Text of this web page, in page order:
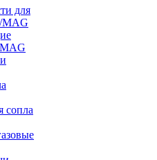
для
MAG
сопла